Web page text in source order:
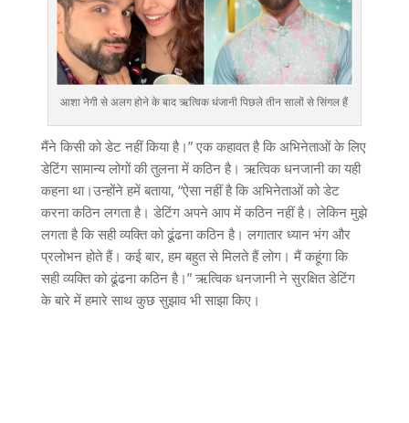
आशा नेगी से अलग होने के बाद ऋत्विक धंजानी पिछले तीन सालों से सिंगल हैं
मैंने किसी को डेट नहीं किया है।” एक कहावत है कि अभिनेताओं के लिए
डेटिंग सामान्य लोगों की तुलना में कठिन है। ऋत्विक धनजानी का यही
कहना था।उन्होंने हमें बताया, “ऐसा नहीं है कि अभिनेताओं को डेट
करना कठिन लगता है। डेटिंग अपने आप में कठिन नहीं है। लेकिन मुझे
लगता है कि सही व्यक्ति को ढूंढना कठिन है। लगातार ध्यान भंग और
प्रलोभन होते हैं। कई बार, हम बहुत से मिलते हैं लोग। मैं कहूंगा कि
सही व्यक्ति को ढूंढना कठिन है।” ऋत्विक धनजानी ने सुरक्षित डेटिंग
के बारे में हमारे साथ कुछ सुझाव भी साझा किए।